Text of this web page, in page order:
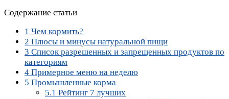
Содержание статьи
1 Чем кормить?
2 Плюсы и минусы натуральной пищи
3 Список разрешенных и запрещенных продуктов по
категориям
4 Примерное меню на неделю
5 Промышленные корма
5.1 Рейтинг 7 лучших